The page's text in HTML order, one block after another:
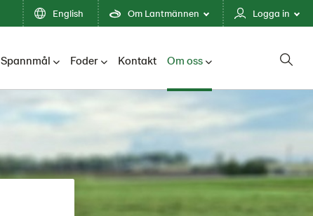
English Om Lantmännen Logga in
Spannmål Foder Kontakt Om oss